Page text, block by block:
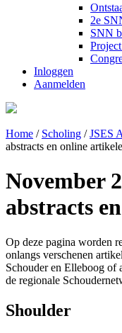
2e
SNN
Inloggen
Aanmelden
Home / Scholing /JSES
abstracts en online
November
abstracts
Op deze pagina worden
onlangs verschenen
Schouder en Elleboog of
de regionale
Shoulder